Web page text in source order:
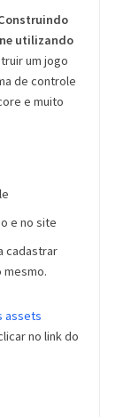
utilizando
um jogo
de controle
e muito
e no site
cadastrar
mesmo.
assets
no link do